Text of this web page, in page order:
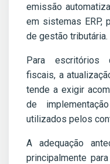
emissão
em sistemas ERP,
de gestão tributária.
Para escritórios
fiscais, a
tende a exigir
de
utilizados pelos
A adequação
principalmente